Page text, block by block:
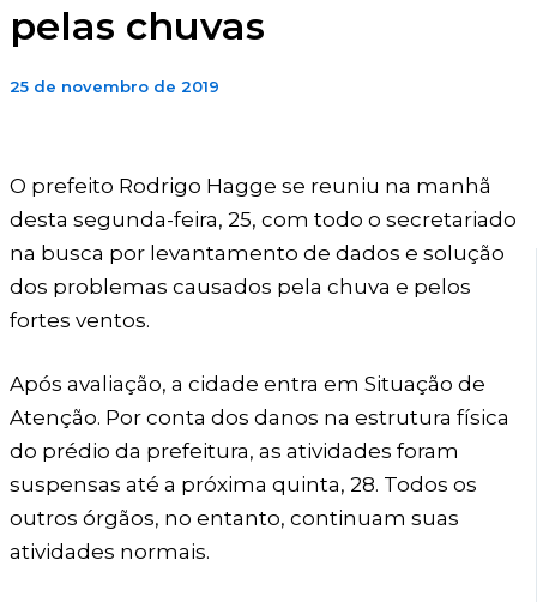
pelas chuvas
25 de novembro de 2019
O prefeito Rodrigo Hagge se reuniu na manhã
desta segunda-feira, 25, com todo o secretariado
na busca por levantamento de dados e solução
dos problemas causados pela chuva e pelos
fortes ventos.
Após avaliação, a cidade entra em Situação de
Atenção. Por conta dos danos na estrutura física
do prédio da prefeitura, as atividades foram
suspensas até a próxima quinta, 28. Todos os
outros órgãos, no entanto, continuam suas
atividades normais.